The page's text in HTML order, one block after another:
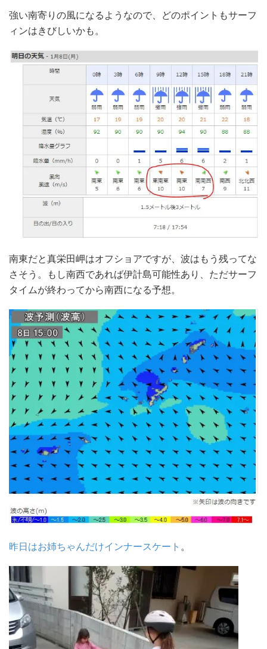
強い南寄りの風になるようなので、どのポイントもサーフ
ィンはきびしいかも。
南東だと真栄田岬はオフショアですが、波はもう残ってな
さそう。もし南西であれば伊計島可能性あり、ただサーフ
タイムが終わってから南西になる予想。
昨日はお姉ちゃんだけインナースケート 。